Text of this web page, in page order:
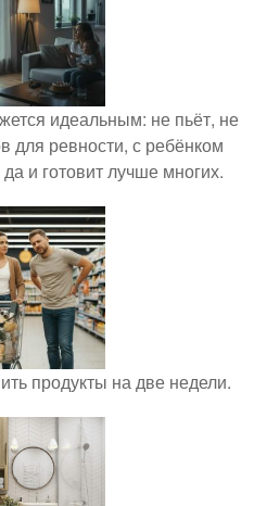
идеальным: не пьёт, не
для ревности, с ребёнком
и готовит лучше многих.
продукты на две недели.